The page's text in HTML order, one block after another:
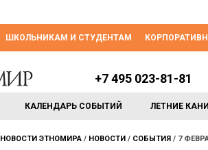
ШКОЛЬНИКАМ И СТУДЕНТАМ
КАЛЕНДАРЬ СОБЫТИЙ ЛЕТНИЕ
+7 495 023-81-81
НОВОСТИ ЭТНОМИРА НОВОСТИ СОБЫТИЯ 7